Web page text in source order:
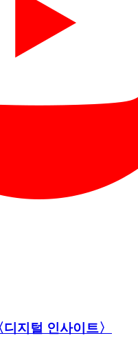
지털 인사이트〉